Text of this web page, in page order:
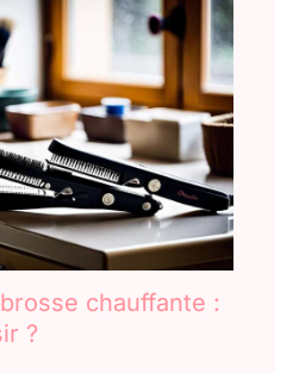
chauffante :
?